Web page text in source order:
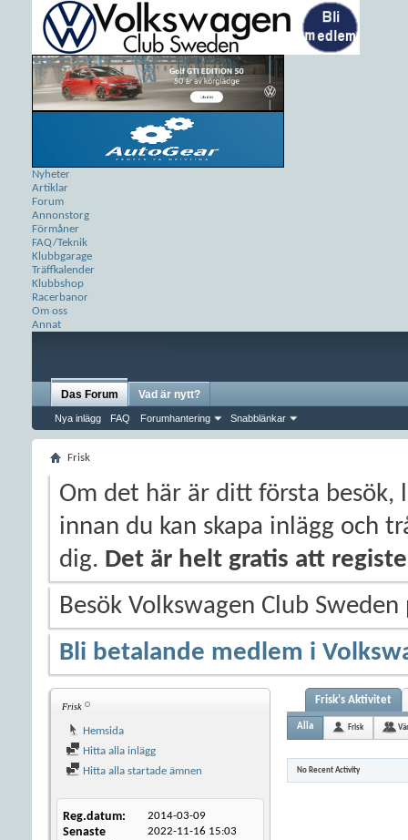
Nyheter
Artiklar
Forum
Annonstorg
Förmåner
FAQ/Teknik
Klubbgarage
Träffkalender
Klubbshop
Racerbanor
Om oss
Annat
Das Forum
Nya inlägg FAQ Forumhantering Snabblänkar
Vad är nytt?
Frisk
Om det här är ditt första besök,
innan du kan skapa inlägg och
dig. Det är helt gratis att
Besök Volkswagen Club
Bli betalande medlem i
Frisk
Hemsida
Hitta alla inlägg
Hitta alla startade ämnen
Reg.datum 2014-03-09
Senaste
2022-11-16 15:03
Frisk's Aktivitet
Alla Frisk
No Recent Activity